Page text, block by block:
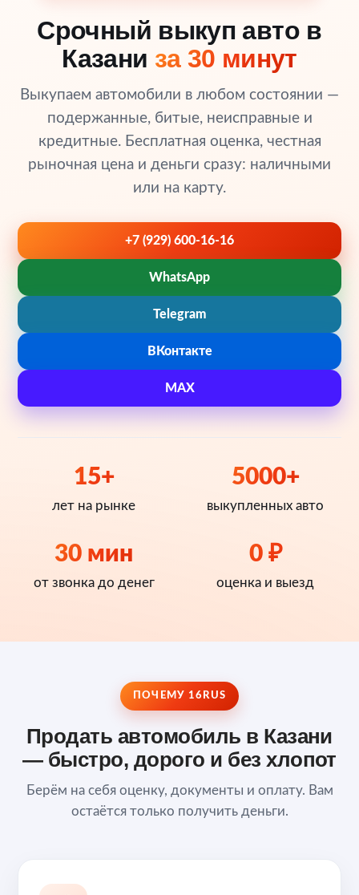
Срочный выкуп авто в
Казани за 30 минут
Выкупаем автомобили в любом состоянии —
подержанные, битые, неисправные и
кредитные. Бесплатная оценка, честная
рыночная цена и деньги сразу: наличными
или на карту.
+7 (929) 600-16-16
WhatsApp
Telegram
ВКонтакте
MAX
15+
лет на рынке
5000+
выкупленных авто
30 мин
от звонка до денег
0 ₽
оценка и выезд
ПОЧЕМУ 16RUS
Продать автомобиль в Казани
— быстро, дорого и без хлопот
Берём на себя оценку, документы и оплату. Вам
остаётся только получить деньги.